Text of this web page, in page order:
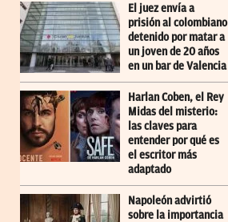
El juez envía a
prisión al colombiano
detenido por matar a
un joven de 20 años
en un bar de Valencia
Harlan Coben, el Rey
Midas del misterio:
las claves para
entender por qué es
el escritor más
adaptado
Napoleón advirtió
sobre la importancia